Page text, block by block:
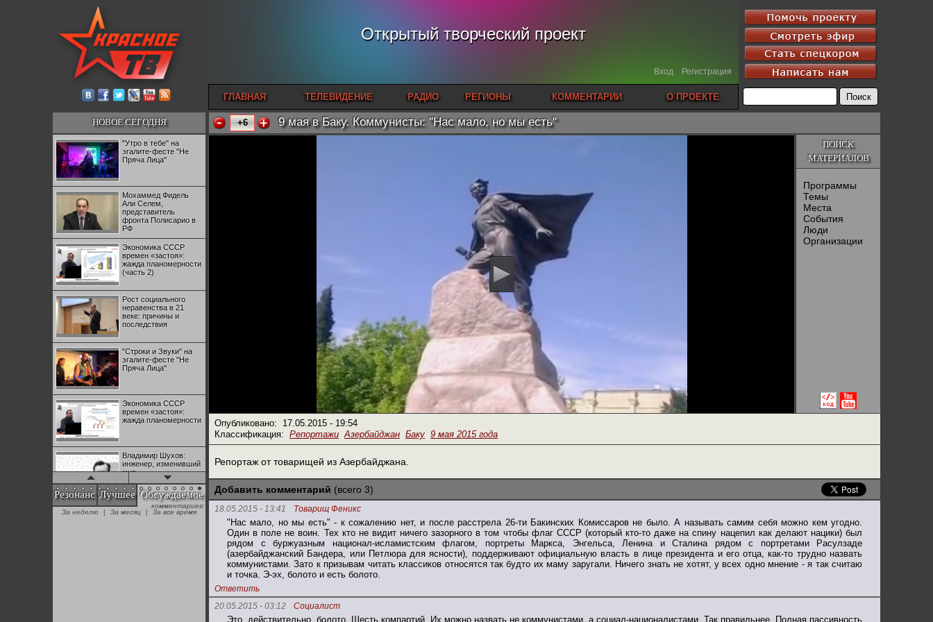
Открытый творческий проект
Вход Регистрация
ГЛАВНАЯ ТЕЛЕВИДЕНИЕ РАДИО РЕГИОНЫ КОММЕНТАРИИ О ПРОЕКТЕ
НОВОЕ СЕГОДНЯ
"Утро в тебе" на
эгалите-фесте "Не
Пряча Лица"
Мохаммед Фидель
Али Селем,
представитель
фронта Полисарио в
РФ
Экономика СССР
времен «застоя»:
жажда планомерности
(часть 2)
Рост социального
неравенства в 21
веке: причины и
последствия
"Строки и Звуки" на
эгалите-фесте "Не
Пряча Лица"
Экономика СССР
времен «застоя»:
жажда планомерности
Владимир Шухов:
инженер, изменивший
мир
"Аркадий Коц" на
эгалите-фесте "Не
Резонанс Лучшее Обсуждаемое
комментариев:
За неделю
| За месяц | За все время
+6 9 мая в Баку. Коммунисты: "Нас мало, но мы есть"
ПОИСК
МАТЕРИАЛОВ
Программы
Темы
Места
События
Люди
Организации
Опубликовано: 17.05.2015 - 19:54
Классификация: Репортажи Азербайджан Баку 9 мая 2015 года
Репортаж от товарищей из Азербайджана.
Добавить комментарий (всего 3)
18.05.2015 - 13:41 Товарищ Феникс
"Нас мало, но мы есть" - к сожалению нет, и после расстрела 26-ти Бакинских Комиссаров не было. А называть самим себя можно кем угодно.
Один в поле не воин. Тех кто не видит ничего зазорного в том чтобы флаг СССР (который кто-то даже на спину нацепил как делают нацики) был
рядом с буржуазным национал-исламистским флагом, портреты Маркса, Энгельса, Ленина и Сталина рядом с портретами Расулзаде
(азербайджанский Бандера, или Петлюра для ясности), поддерживают официальную власть в лице президента и его отца, как-то трудно назвать
коммунистами. Зато к призывам читать классиков относятся так будто их маму заругали. Ничего знать не хотят, у всех одно мнение - я так считаю
и точка. Э-эх, болото и есть болото.
Ответить
20.05.2015 - 03:12
Социалист
Это, действительно, болото. Шесть компартий. Их можно назвать не коммунистами, а социал-националистами. Так правильнее. Полная пассивность